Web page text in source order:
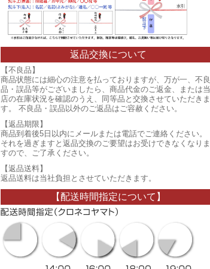
返品交換について
【不良品】
商品状態には細心の注意を払っておりますが、万が一、不良
品・誤品等がございましたら、商品代金のご返金、または当
店の在庫状況を確認のうえ、同等品と交換させていただきま
す。 不良品・誤品以外のご返品はご容赦ください。
【返品期限】
商品到着後5日以内にメールまたは電話でご連絡ください。
それを過ぎますと返品交換のご要望はお受けできなくなりま
すので、ご了承ください。
【返品送料】
返品送料は当社負担とさせていただきます。
【配送時間指定について】